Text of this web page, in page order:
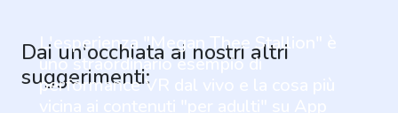
Dai un'occhiata ai nostri altri
suggerimenti:
L'esperienza "Megan Thee Stallion" è
uno straordinario esempio di
performance VR dal vivo e la cosa più